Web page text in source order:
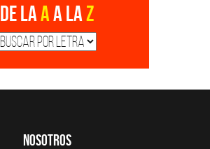
De laAa laZ
Nosotros